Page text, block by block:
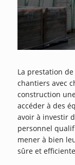
La prestation
chantiers avec
construction
accéder à des
avoir à investir
personnel
mener à bien
sûre et